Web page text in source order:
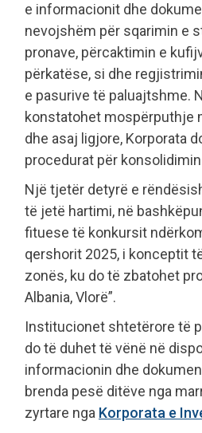
e informacionit dhe
nevojshëm për sqarimin e
pronave, përcaktimin e
përkatëse, si dhe
e pasurive të paluajtshme.
konstatohet mospërputhje
dhe asaj ligjore, Korporata
procedurat për
Një tjetër detyrë e
të jetë hartimi, në
fituese të konkursit
qershorit 2025, i konceptit
zonës, ku do të zbatohet
Albania, Vlorë”.
Institucionet shtetërore të
do të duhet të vënë në
informacionin dhe
brenda pesë ditëve nga
zyrtare nga Korporata e